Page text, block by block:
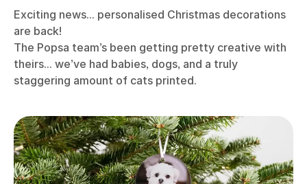
Exciting news... personalised Christmas decorations
are back!
The Popsa team’s been getting pretty creative with
theirs... we’ve had babies, dogs, and a truly
staggering amount of cats printed.